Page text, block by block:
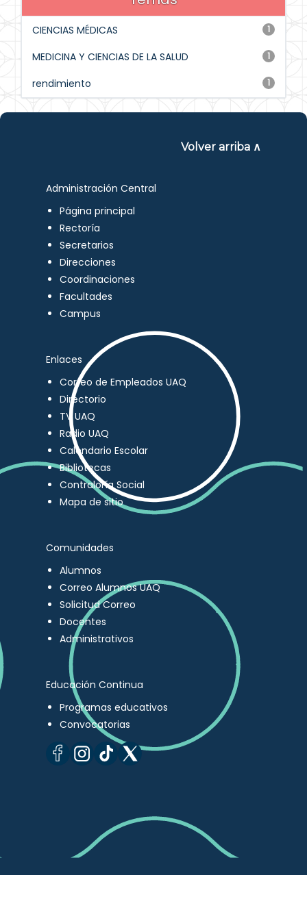
1
CIENCIAS MÉDICAS
1
MEDICINA Y CIENCIAS DE LA SALUD
1
rendimiento
Volver arriba ∧
Administración Central
Página principal
Rectoría
Secretarios
Direcciones
Coordinaciones
Facultades
Campus
Enlaces
Correo de Empleados UAQ
Directorio
TV UAQ
Radio UAQ
Calendario Escolar
Bibliotecas
Contraloría Social
Mapa de sitio
Comunidades
Alumnos
Correo Alumnos UAQ
Solicitud Correo
Docentes
Administrativos
Educación Continua
Programas educativos
Convocatorias